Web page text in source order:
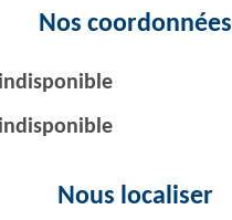
Nos coordonnées
indisponible
indisponible
Nous localiser